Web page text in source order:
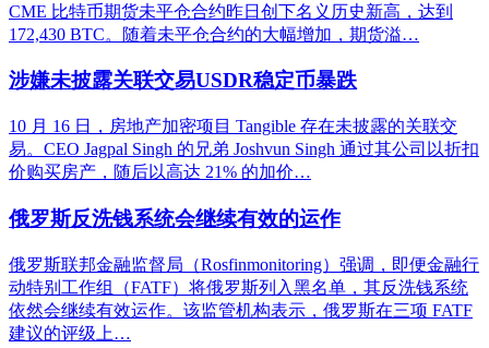
CME 比特币期货未平仓合约昨日创下名义历史新高，达到
172,430 BTC。随着未平仓合约的大幅增加，期货溢…
涉嫌未披露关联交易USDR稳定币暴跌
10 月 16 日，房地产加密项目 Tangible 存在未披露的关联交
易。CEO Jagpal Singh 的兄弟 Joshvun Singh 通过其公司以折扣
价购买房产，随后以高达 21% 的加价…
俄罗斯反洗钱系统会继续有效的运作
俄罗斯联邦金融监督局（Rosfinmonitoring）强调，即便金融行
动特别工作组（FATF）将俄罗斯列入黑名单，其反洗钱系统
依然会继续有效运作。该监管机构表示，俄罗斯在三项 FATF
建议的评级上…